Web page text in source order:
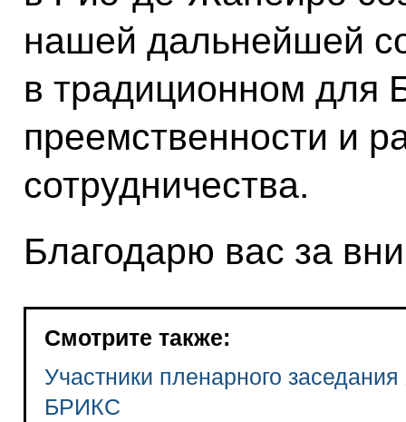
нашей дальнейшей
в традиционном для
преемственности и
сотрудничества.
Благодарю вас за
Смотрите также:
Участники пленарного
БРИКС